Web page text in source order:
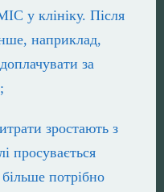
у клініку. Після
наприклад,
за
зростають з
просувається
потрібно